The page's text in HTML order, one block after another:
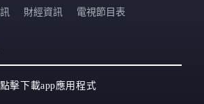
財經資訊 電視節目表
點擊下載app應用程式